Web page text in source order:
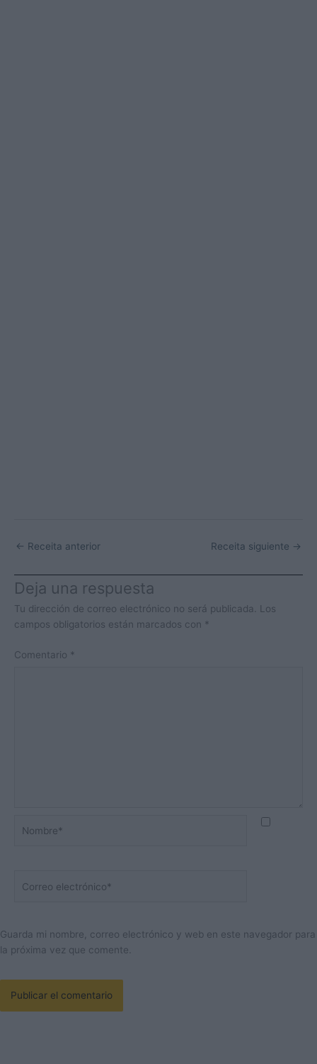
← Receita anterior Receita siguiente →
Deja una respuesta
Tu dirección de correo electrónico no será publicada.
Los
campos obligatorios están marcados con *
Comentario *
electrónico*
Guarda mi nombre, correo electrónico y web en este navegador para
la próxima vez que comente.